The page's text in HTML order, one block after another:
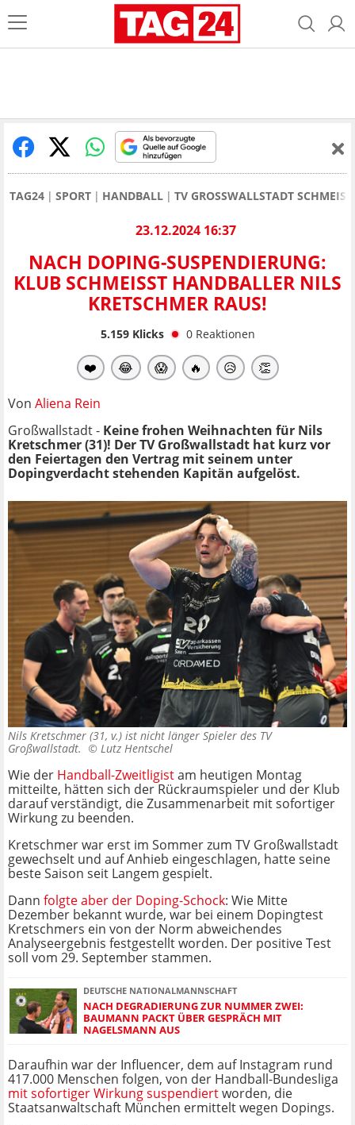
TAG24 SPORT HANDBALL TV GROSSWALLSTADT
23.12.2024 16:37
NACH DOPING-SUSPENDIERUNG:
KLUB SCHMEISST HANDBALLER NILS K
RETSCHMER RAUS!
5.159Klicks 0 Reaktionen
❤️ 😂 😱 🔥 😥 👏
Von Aliena Rein
Großwallstadt - Keine frohen Weihnachten für Nils
Kretschmer (31)! Der TV Großwallstadt hat kurz vor
den Feiertagen den Vertrag mit seinem unter
Dopingverdacht stehenden Kapitän aufgelöst.
Nils Kretschmer (31, v.) ist nicht länger Spieler des TV
Großwallstadt. © Lutz Hentschel
Wie der Handball-Zweitligistam heutigen Montag
mitteilte, hätten sich der Rückraumspieler und der Klub
darauf verständigt, die Zusammenarbeit mit sofortiger
Wirkung zu beenden.
Kretschmer war erst im Sommer zum TV Großwallstadt
gewechselt und auf Anhieb eingeschlagen, hatte seine
beste Saison seit Langem gespielt.
Dann folgte aber der Doping-Schock: Wie Mitte
Dezember bekannt wurde, war bei einem Dopingtest
Kretschmers ein von der Norm abweichendes
Analyseergebnis festgestellt worden. Der positive Test
soll vom 29. September stammen.
DEUTSCHE NATIONALMANNSCHAFT
NACH DEGRADIERUNG ZUR NUMMER ZWEI:
BAUMANN PACKT ÜBER GESPRÄCH MIT
NAGELSMANN AUS
Daraufhin war der Influencer, dem auf Instagram rund
417.000 Menschen folgen, von der Handball-Bundesliga
mit sofortiger Wirkung suspendiertworden, die
Staatsanwaltschaft München ermittelt wegen Dopings.